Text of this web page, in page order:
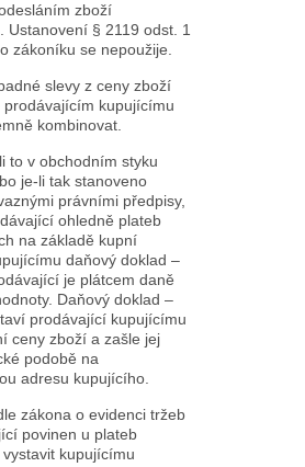
zboží
Ustanovení § 2119 odst. 1
zákoníku se nepoužije.
slevy z ceny zboží
prodávajícím kupujícímu
kombinovat.
v obchodním styku
je-li tak stanoveno
právními předpisy,
ohledně plateb
na základě kupní
daňový doklad –
je plátcem daně
Daňový doklad –
prodávající kupujícímu
ceny zboží a zašle jej
podobě na
adresu kupujícího.
zákona o evidenci tržeb
povinen u plateb
kupujícímu